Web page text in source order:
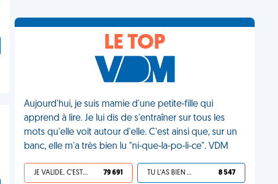
LE TOP
Aujourd'hui, je suis mamie d'une petite-fille qui
apprend à lire. Je lui dis de s'entraîner sur tous les
mots qu'elle voit autour d'elle. C'est ainsi que, sur un
banc, elle m'a très bien lu "ni-que-la-po-li-ce". VDM
JE VALIDE, C'EST UNE VDM 79 691 TU L'AS BIEN MÉRITÉ 8 547